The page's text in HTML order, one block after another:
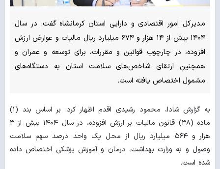
مدیرکل امور اقتصادی و دارایی استان کرمانشاه گفت: در سال
۱۴۰۴ بیش از ۱۴ هزار و ۶۷۴ میلیارد ریال مالیات و عوارض ارزش
افزوده، در چارچوب قوانین و مقررات، برای توسعه و عمران و
همچنین ارتقای شاخص‌های سلامت استان به دستگاه‌های
مشمول اختصاص یافته است.
به گزارش شادا، محمود رشیدی اقدم اظهار کرد: بر اساس بند (۱)
ماده (۳۸) قانون مالیات بر ارزش افزوده، در سال ۱۴۰۴ بیش از ۳
هزار و ۵۶۴ میلیارد ریال از محل یک واحد درصد سهم سلامت
وصول و به وزارت بهداشت، درمان و آموزش پزشکی اختصاص داده
شده است.